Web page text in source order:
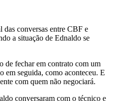
conversas entre CBF e
a situação de Ednaldo se
de fechar em contrato com um
em seguida, como aconteceu. E
com quem não negociará.
conversaram com o técnico e